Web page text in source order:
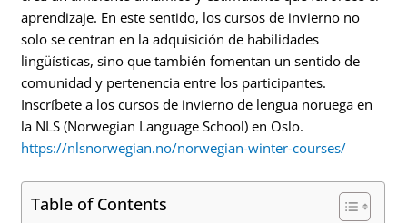
aprendizaje. En este sentido, los cursos de invierno no
solo se centran en la adquisición de habilidades
lingüísticas, sino que también fomentan un sentido de
comunidad y pertenencia entre los participantes.
Inscríbete a los cursos de invierno de lengua noruega en
la NLS (Norwegian Language School) en Oslo.
https://nlsnorwegian.no/norwegian-winter-courses/
Table of Contents